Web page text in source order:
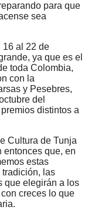
para que
sea
16 al 22 de
ya que es el
toda Colombia,
con la
y Pesebres,
del
distintos a
Cultura de Tunja
entonces que, en
estas
tradición, las
que elegirán a los
creces lo que